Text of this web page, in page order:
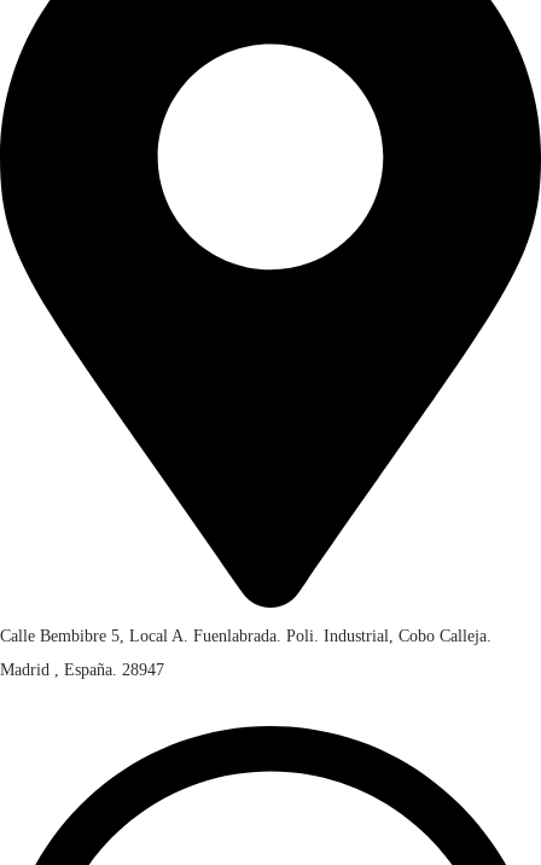
Calle Bembibre 5, Local A. Fuenlabrada. Poli. Industrial, Cobo Calleja.
Madrid , España. 28947